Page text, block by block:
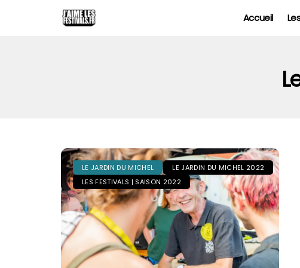
Accueil
LE JARDIN DU MICHEL
LE JARDIN DU MICHEL 2022
LES FESTIVALS | SAISON 2022